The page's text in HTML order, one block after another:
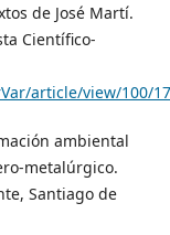
de José Martí.
Científico-
article/view/100/
ambiental
metalúrgico.
Santiago de